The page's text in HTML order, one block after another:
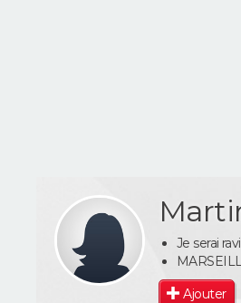
Je serai
Ajouter